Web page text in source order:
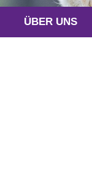
ÜBER UNS